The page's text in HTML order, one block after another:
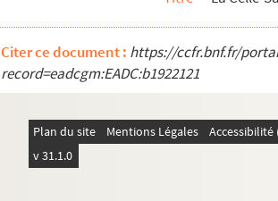
Citer ce document : https://ccfr.bnf.fr/
record=eadcgm:EADC:b1922121
Plan du site Mentions Légales
v 31.1.0